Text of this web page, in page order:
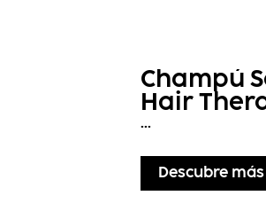
Champú
Hair
...
Descubre más